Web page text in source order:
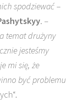
spodziewać–
. –
temat drużyny
jesteśmy
mi się, że
być problemu